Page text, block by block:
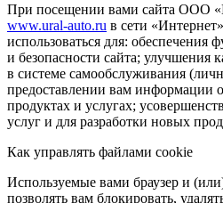
При посещении вами сайта ООО
www.ural-auto.ru в сети
использоваться для: обеспечения
и безопасности сайта; улучшения
в системе самообслуживания
предоставлении вам
продуктах и услугах;
услуг и для разработки новых
Как управлять файлами cookie
Используемые вами браузер и
позволять вам блокировать,